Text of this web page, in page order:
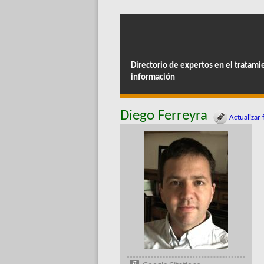
Directorio de expertos en el
información
Diego Ferreyra Actualizar